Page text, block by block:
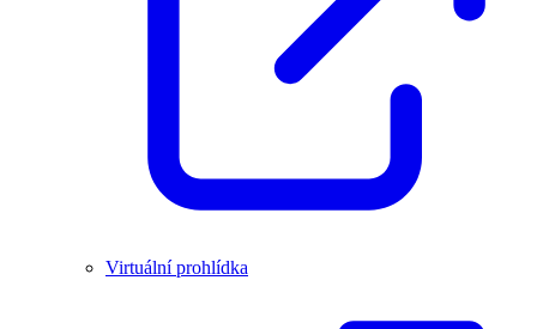
Virtuální prohlídka